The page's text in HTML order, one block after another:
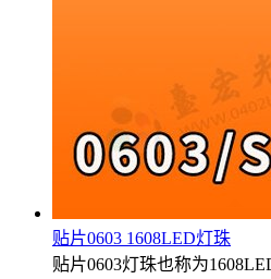
贴片0603 1608LED灯珠
贴片0603灯珠也称为